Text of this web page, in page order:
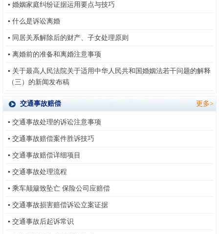
▪ 婚姻家庭纠纷证据运用要点与技巧
▪ 什么是诉讼离婚
▪ 同居关系解除后的财产、子女处理原则
▪ 离婚前的准备和离婚注意事项
▪ 关于最高人民法院关于适用中华人民共和国婚姻法若干问题的解释
（三）的新闻发布稿
更多>
交通事故赔偿
▪ 交通事故处理的诉讼注意事项
▪ 交通事故赔偿案件胜诉技巧
▪ 交通事故赔偿详细项目
▪ 交通事故处理流程
▪ 乘车颠簸致坠亡 保险公司应赔偿
▪ 交通事故损害赔偿诉讼立案证据
▪ 交通事故后起诉常识